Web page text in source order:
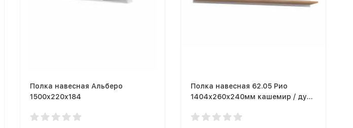
Полка навесная Альберо
1500x220x184
Полка навесная 62.05 Рио
1404х260х240мм кашемир / дуб